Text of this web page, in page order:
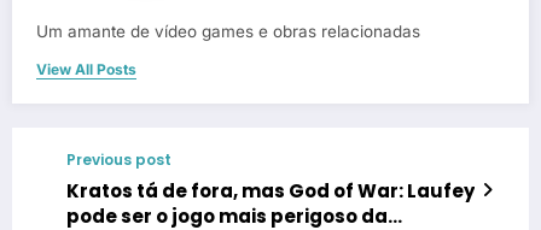
Um amante de vídeo games e obras relacionadas
View All Posts
Previous post
Kratos tá de fora, mas God of War: Laufey
pode ser o jogo mais perigoso da